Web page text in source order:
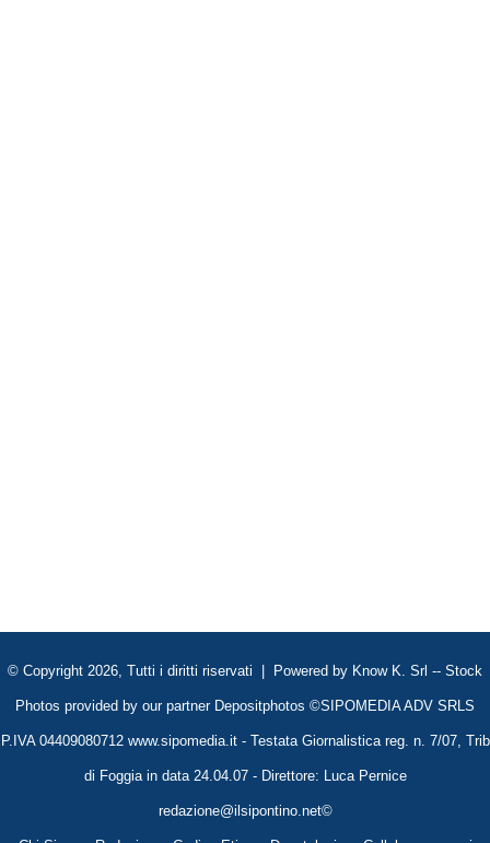
© Copyright 2026, Tutti i diritti riservati | Powered by Know K. Srl -- Stock
Photos provided by our partner Depositphotos ©SIPOMEDIA ADV SRLS
P.IVA 04409080712 www.sipomedia.it - Testata Giornalistica reg. n. 7/07, Trib
di Foggia in data 24.04.07 - Direttore: Luca Pernice
redazione@ilsipontino.net©